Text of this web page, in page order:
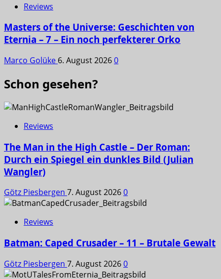
Reviews
Masters of the Universe: Geschichten von
Eternia – 7 – Ein noch perfekterer Orko
Marco Golüke 6. August 20260
Schon gesehen?
Reviews
The Man in the High Castle – Der Roman:
Durch ein Spiegel ein dunkles Bild (Julian
Wangler)
Götz Piesbergen 7. August 20260
Reviews
Batman: Caped Crusader – 11 – Brutale Gewalt
Götz Piesbergen 7. August 20260